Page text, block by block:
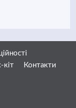
кіт
Контакти